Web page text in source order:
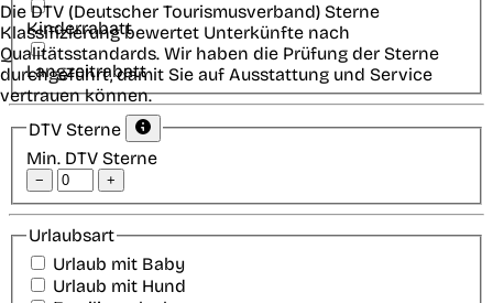
Kinderrabatt
Langzeitrabatt
DTV Sterne
Min. DTV Sterne
− +
Die DTV (Deutscher Tourismusverband) Sterne
Klassifizierung bewertet Unterkünfte nach
Qualitätsstandards. Wir haben die Prüfung der Sterne
durchgeführt, damit Sie auf Ausstattung und Service
vertrauen können.
Urlaubsart
Urlaub mit Baby
Urlaub mit Hund